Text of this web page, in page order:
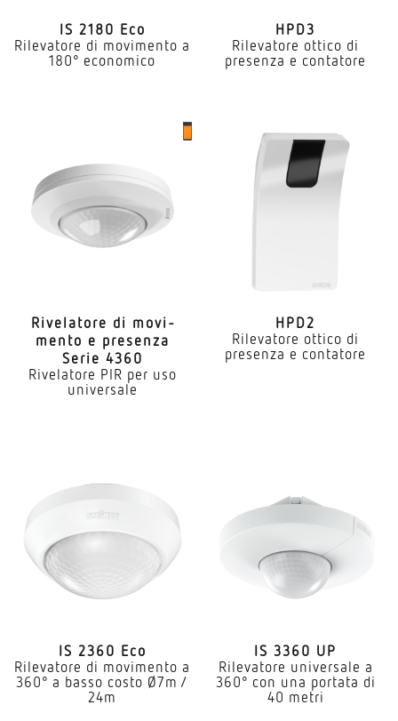
IS 2180 Eco
Rilevatore di movimento a
180° economico
HPD3
Rilevatore ottico di
presenza e contatore
Rive­latore di movi­
mento e presenza
Serie 4360
Rivelatore PIR per uso
universale
HPD2
Rilevatore ottico di
presenza e contatore
IS 2360 Eco
Rilevatore di movimento a
360° a basso costo Ø7m /
24m
IS 3360 UP
Rilevatore universale a
360° con una portata di
40 metri